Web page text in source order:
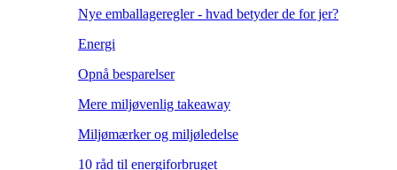
Nye emballageregler - hvad betyder de for jer?
Energi
Opnå besparelser
Mere miljøvenlig takeaway
Miljømærker og miljøledelse
10 råd til energiforbruget